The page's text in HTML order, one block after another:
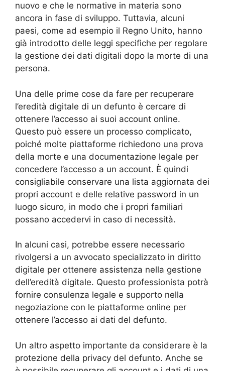
nuovo e che le normative in materia sono
ancora in fase di sviluppo. Tuttavia, alcuni
paesi, come ad esempio il Regno Unito, hanno
già introdotto delle leggi specifiche per regolare
la gestione dei dati digitali dopo la morte di una
persona.
Una delle prime cose da fare per recuperare
l’eredità digitale di un defunto è cercare di
ottenere l’accesso ai suoi account online.
Questo può essere un processo complicato,
poiché molte piattaforme richiedono una prova
della morte e una documentazione legale per
concedere l’accesso a un account. È quindi
consigliabile conservare una lista aggiornata dei
propri account e delle relative password in un
luogo sicuro, in modo che i propri familiari
possano accedervi in caso di necessità.
In alcuni casi, potrebbe essere necessario
rivolgersi a un avvocato specializzato in diritto
digitale per ottenere assistenza nella gestione
dell’eredità digitale. Questo professionista potrà
fornire consulenza legale e supporto nella
negoziazione con le piattaforme online per
ottenere l’accesso ai dati del defunto.
Un altro aspetto importante da considerare è la
protezione della privacy del defunto. Anche se